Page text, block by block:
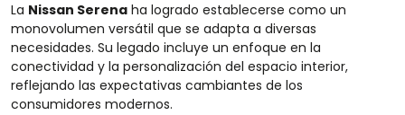
La Nissan Serena ha logrado establecerse como un
monovolumen versátil que se adapta a diversas
necesidades. Su legado incluye un enfoque en la
conectividad y la personalización del espacio interior,
reflejando las expectativas cambiantes de los
consumidores modernos.